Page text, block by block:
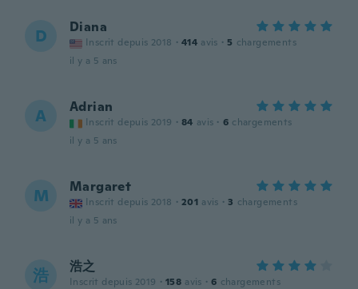
D Diana
Inscrit depuis 2018 · 414 avis · 5 chargements
il y a 5 ans
A Adrian
Inscrit depuis 2019 · 84 avis · 6 chargements
il y a 5 ans
M Margaret
Inscrit depuis 2018 · 201 avis · 3 chargements
il y a 5 ans
浩 浩之
Inscrit depuis 2019 · 158 avis · 6 chargements